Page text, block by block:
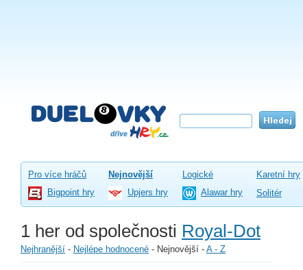
Pro více hráčů Nejnovější Logické Karetní hry
Bigpoint hry
Upjers hry Alawar hry Solitér
1 her od společnosti Royal-Dot
Nejhranější - Nejlépe hodnocené - Nejnovější - A - Z